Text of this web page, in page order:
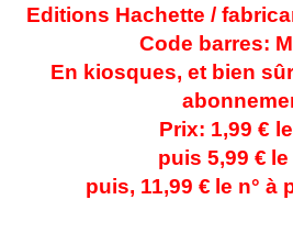
Editions Hachette /
Code barres:
En kiosques, et bien sûr
Prix: 1,99 €
puis 5,99 €
puis, 11,99 € le n° à